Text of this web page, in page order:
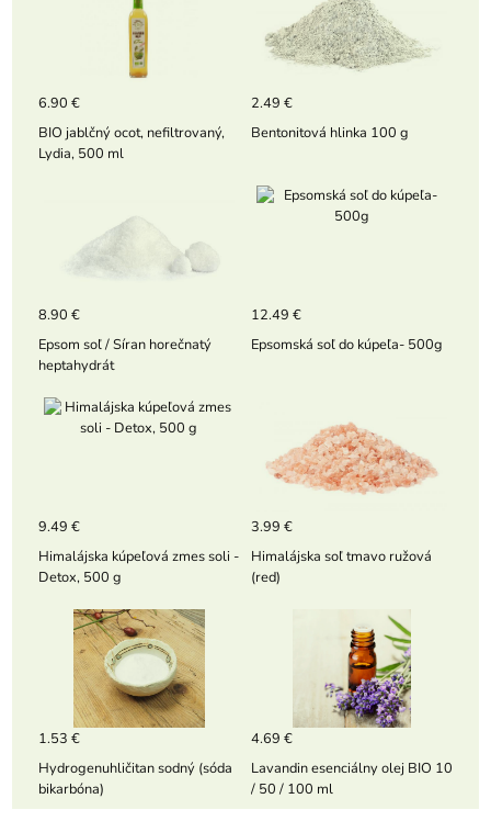
6.90 €
BIO jablčný ocot, nefiltrovaný,
Lydia, 500 ml
2.49 €
Bentonitová hlinka 100 g
8.90 €
Epsom soľ / Síran horečnatý
heptahydrát
12.49 €
Epsomská soľ do kúpeľa- 500g
9.49 €
Himalájska kúpeľová zmes soli -
Detox, 500 g
3.99 €
Himalájska soľ tmavo ružová
(red)
1.53 €
Hydrogenuhličitan sodný (sóda
bikarbóna)
4.69 €
Lavandin esenciálny olej BIO 10
/ 50 / 100 ml